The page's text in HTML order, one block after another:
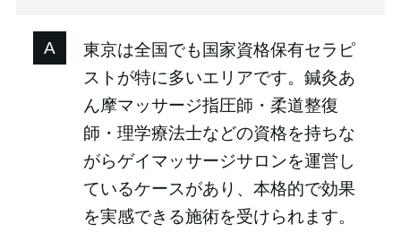
東京は全国でも国家資格保有セラピ
ストが特に多いエリアです。鍼灸あ
ん摩マッサージ指圧師・柔道整復
師・理学療法士などの資格を持ちな
がらゲイマッサージサロンを運営し
ているケースがあり、本格的で効果
を実感できる施術を受けられます。